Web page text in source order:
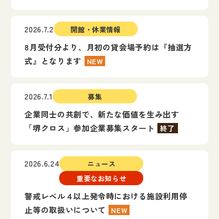
2026.7.2 開館・休業情報
8月受付分より、月初の貸会場予約は『抽選方
式』となります
NEW
2026.7.1 募集
企業同士の共創で、新たな価値を生み出す
「堺クロス」参加企業募集スタート
終了
2026.6.24
ニュース
重要なお知らせ
警戒レベル４以上発令時における施設利用停
止等の取扱いについて
NEW